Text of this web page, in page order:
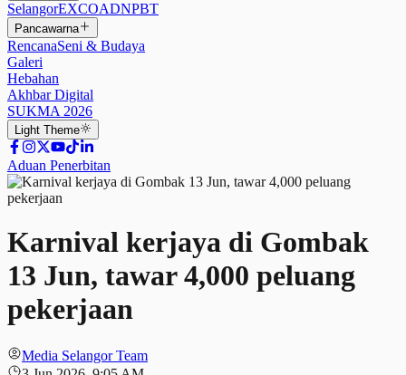
SelangorEXCOADNPBT
Pancawarna
RencanaSeni & Budaya
Galeri
Hebahan
Akhbar Digital
SUKMA 2026
Light Theme
Aduan Penerbitan
Karnival kerjaya di Gombak
13 Jun, tawar 4,000 peluang
pekerjaan
Media Selangor Team